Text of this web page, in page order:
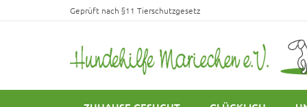
Geprüft nach §11 Tierschutzgesetz